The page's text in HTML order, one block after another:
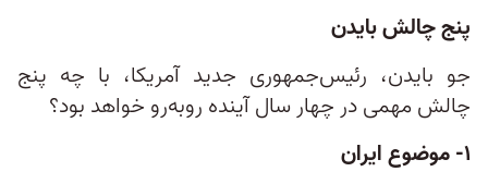
پنج چالش بایدن
جو بایدن، رئیس‌جمهوری جدید آمریکا، با چه پنج
چالش مهمی در چهار سال آینده روبه‌رو خواهد بود؟
۱- موضوع ایران